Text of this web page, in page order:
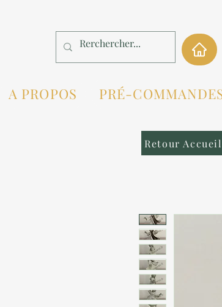
A PROPOS PRÉ-
Retour Accueil